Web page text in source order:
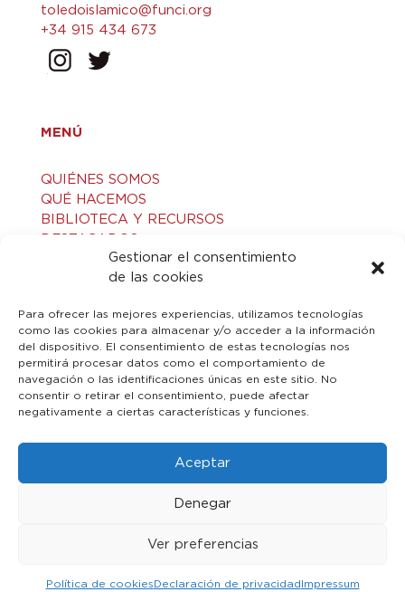
Gestionar el consentimiento
de las cookies
Para ofrecer las mejores experiencias, utilizamos tecnologías
como las cookies para almacenar y/o acceder a la información
del dispositivo. El consentimiento de estas tecnologías nos
permitirá procesar datos como el comportamiento de
navegación o las identificaciones únicas en este sitio. No
consentir o retirar el consentimiento, puede afectar
negativamente a ciertas características y funciones.
Aceptar
Denegar
Ver preferencias
Política de cookiesDeclaración de privacidadImpressum
toledoislamico@funci.org
+34 915 434 673
MENÚ
QUIÉNES SOMOS
QUÉ HACEMOS
BIBLIOTECA Y RECURSOS
DESTACADOS
ACTIVIDADES
VISITAS GUIADAS
LEGAL
AVISO LEGAL
POLÍTICA DE COOKIES
© 2023 Toledo Islámico. Todos los derechos reservados